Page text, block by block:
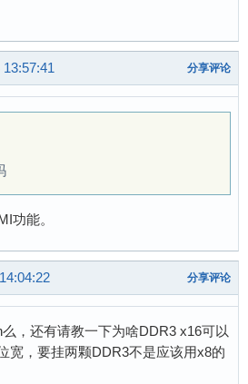
13:57:41 分享评论
功能。
分享评论
，还有请教一下为啥DDR3 x16可以
宽，要挂两颗DDR3不是应该用x8的